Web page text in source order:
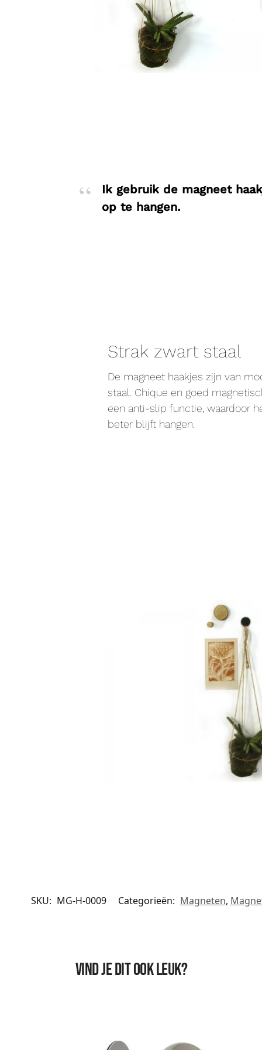
Ik gebruik de magneet
op te hangen.
Strak zwart staal
De magneet haakjes zijn van
staal. Chique en goed
een anti-slip functie, waardoor
beter blijft hangen.
SKU: MG-H-0009 Categorieën: Magneten,
Vind je dit ook leuk?